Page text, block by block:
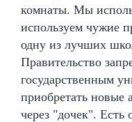
комнаты. Мы
используем чужие
одну из лучших
Правительство
государственным
приобретать новые
через "дочек". Есть